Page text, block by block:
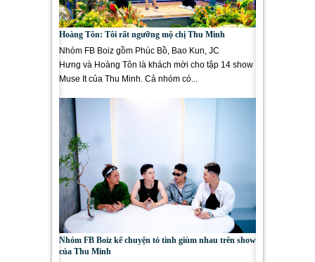
Hoàng Tôn: Tôi rất ngưỡng mộ chị Thu Minh
Nhóm FB Boiz gồm Phúc Bồ, Bao Kun, JC
Hưng và Hoàng Tôn là khách mời cho tập 14 show
Muse It của Thu Minh. Cả nhóm có...
Nhóm FB Boiz kể chuyện tỏ tình giùm nhau trên show
của Thu Minh